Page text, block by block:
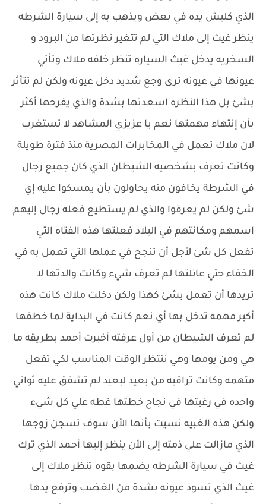
الذي كلبش يده في بعض ويذهب به إلى سيارة الشرطه
ينظر غيث إلى ملاك التي لم تتغير نظرتها من البرود و
السخريه يدخل غيث السياره تنظر خلفه ملاك وتأتي
عيونها في عيونه ترى وجع شديد دخل عيونه ولكن لم تتأثر
بشئ بل هذا النظره اسعدتها بشدة والذي يفرحها أكثر
بأن إنتهاء مهمتها نعم يا عزيزي المشاهد لا تستغرب
لان ملاك تعمل في المخابرات المصرية منذ فترة طويلة
وكانت تعرف بشخصيه الشيطان الذي كان جميع رجال
في الشرطة يخافون منه يحاولون بأن يمسكوا عليه إي
شئ ولكن لم يعرفوا والذي لم يستطيع فعله رجال إليهم
اسمهم ومكانتهم في البلاد فعلتها هذه الفتاه التي
تفعل كل شئ لأجل أن تنجح في عملها التي تعمل به في
الخفاء حتي عائلتها لم تعرف شيء وكانت والدتها لا
تريدها أن تعمل بشئ كهذا ولكن دخلت ملاك كانت هذه
أكبر مهمه تدخل بها أي نعم كانت في البداية لما خطفها
لم تعرف الشيطان من أول عرفته أخبرت أحمد بطريقه ما
هي ومن يومها وهي ننتظر الوقت المناسب لكي تفعل
متهمه وكانت تراقبه من بعيد لبعيد لم تشفق عليه ثواني
واحده في رغبتها في نجاح خطتها غطه علي كل شيء
ولكن هذه الغبيه نسيت بأنها الأن سوف تسجن زوجها
الذي مازالت علي ذمته إلى الأن ينظر إليها أحمد الذي ترك
غيث في سيارة الشرطه يضمها بقوه تنظر ملاك إلى
غيث الذي تسود عيونه بشدة من الغضب وترفع يدها